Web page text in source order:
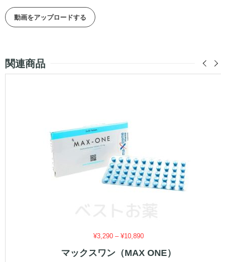
動画をアップロードする
関連商品
¥3,290 –¥10,890価
帯:
マックスワン（MAX ONE）